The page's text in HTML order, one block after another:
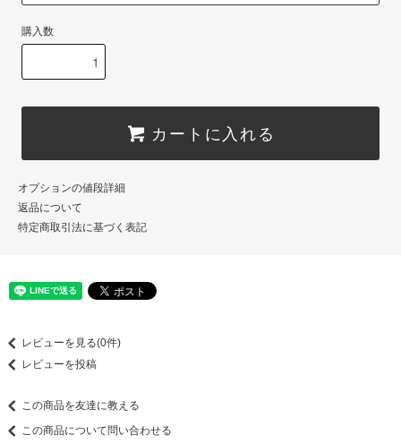
購入数
カートに入れる
オプションの値段詳細
返品について
特定商取引法に基づく表記
レビューを見る(0件)
レビューを投稿
この商品を友達に教える
この商品について問い合わせる